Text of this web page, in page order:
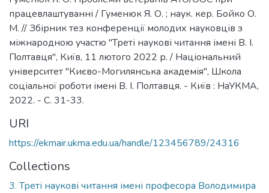
працевлаштуванні / Гуменюк Я. О. ; наук. кер. Бойко О.
М. // Збірник тез конференції молодих науковців з
міжнародною участю "Треті наукові читання імені В. І.
Полтавця", Київ, 11 лютого 2022 р. / Національний
університет "Києво-Могилянська академія", Школа
соціальної роботи імені В. І. Полтавця. - Київ : НаУКМА,
2022. - C. 31-33.
URI
https://ekmair.ukma.edu.ua/handle/123456789/24316
Collections
3. Треті наукові читання імені професора Володимира